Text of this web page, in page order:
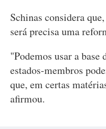
Schinas considera
será precisa uma
"Podemos usar a base
estados-membros
que, em certas
afirmou.